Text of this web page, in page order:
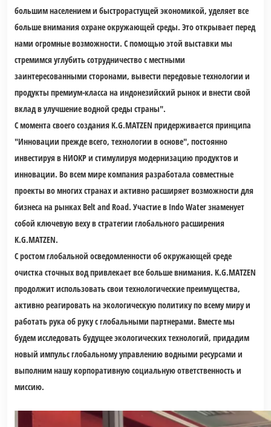
большим населением и быстрорастущей экономикой, уделяет все
больше внимания охране окружающей среды. Это открывает перед
нами огромные возможности. С помощью этой выставки мы
стремимся углубить сотрудничество с местными
заинтересованными сторонами, вывести передовые технологии и
продукты премиум-класса на индонезийский рынок и внести свой
вклад в улучшение водной среды страны".
С момента своего создания K.G.MATZEN придерживается принципа
"Инновации прежде всего, технологии в основе", постоянно
инвестируя в НИОКР и стимулируя модернизацию продуктов и
инновации. Во всем мире компания разработала совместные
проекты во многих странах и активно расширяет возможности для
бизнеса на рынках Belt and Road. Участие в Indo Water знаменует
собой ключевую веху в стратегии глобального расширения
K.G.MATZEN.
С ростом глобальной осведомленности об окружающей среде
очистка сточных вод привлекает все больше внимания. K.G.MATZEN
продолжит использовать свои технологические преимущества,
активно реагировать на экологическую политику по всему миру и
работать рука об руку с глобальными партнерами. Вместе мы
будем исследовать будущее экологических технологий, придадим
новый импульс глобальному управлению водными ресурсами и
выполним нашу корпоративную социальную ответственность и
миссию.